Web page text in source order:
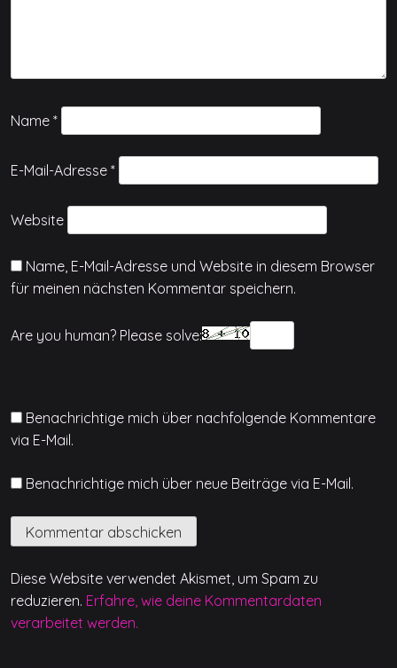
Name *
E-Mail-Adresse *
Website
Name, E-Mail-Adresse und Website in diesem Browser
für meinen nächsten Kommentar speichern.
Are you human? Please solve:
Benachrichtige mich über nachfolgende Kommentare
via E-Mail.
Benachrichtige mich über neue Beiträge via E-Mail.
Diese Website verwendet Akismet, um Spam zu
reduzieren. Erfahre, wie deine Kommentardaten
verarbeitet werden.